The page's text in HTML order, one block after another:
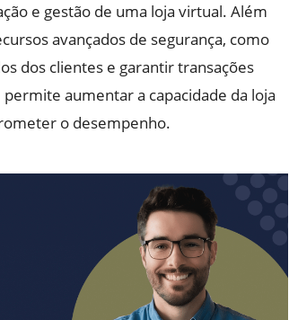
e gestão de uma loja virtual. Além
avançados de segurança, como
dos clientes e garantir transações
aumentar a capacidade da loja
o desempenho.